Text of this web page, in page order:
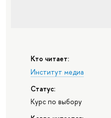
Кто читает:
Институт медиа
Статус:
Курс по выбору